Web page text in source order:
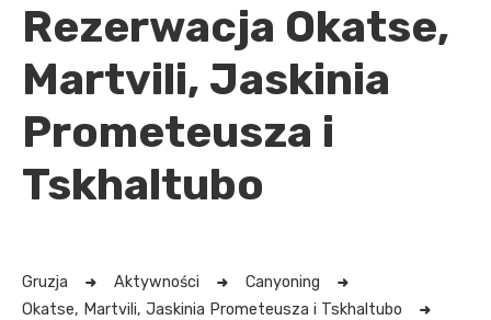
Rezerwacja Okatse,
Martvili, Jaskinia
Prometeusza i
Tskhaltubo
Gruzja Aktywności
Canyoning
Okatse, Martvili, Jaskinia Prometeusza i Tskhaltubo